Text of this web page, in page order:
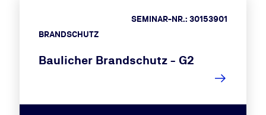
BRANDSCHUTZ
SEMINAR-NR.: 30153901
Baulicher Brandschutz - G2